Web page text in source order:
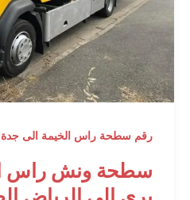
رقم سطحة راس الخيمة الى جدة الرياض
سطحة ونش راس